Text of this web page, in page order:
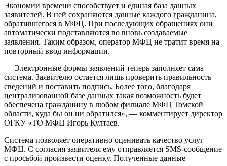
Экономии времени способствует и единая база данных
заявителей. В ней сохраняются данные каждого гражданина,
обратившегося в МФЦ. При последующих обращениях они
автоматически подставляются во вновь создаваемые
заявления. Таким образом, оператор МФЦ не тратит время на
повторный ввод информации.
— Электронные формы заявлений теперь заполняет сама
система. Заявителю остается лишь проверить правильность
сведений и поставить подпись. Более того, благодаря
централизованной базе данных такая возможность будет
обеспечена гражданину в любом филиале МФЦ Томской
области, куда бы он ни обратился», — комментирует директор
ОГКУ «ТО МФЦ Игорь Култаев.
Система позволяет оперативно оценивать качество услуг
МФЦ. С согласия заявителя ему отправляется SMS-сообщение
с просьбой произвести оценку. Полученные данные